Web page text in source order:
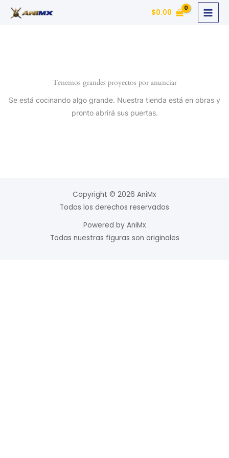
$0.00
Tenemos grandes proyectos por anunciar
Se está cocinando algo grande. Nuestra tienda está en obras y
pronto abrirá sus puertas.
Copyright © 2026 AniMx
Todos los derechos reservados
Powered by AniMx
Todas nuestras figuras son originales